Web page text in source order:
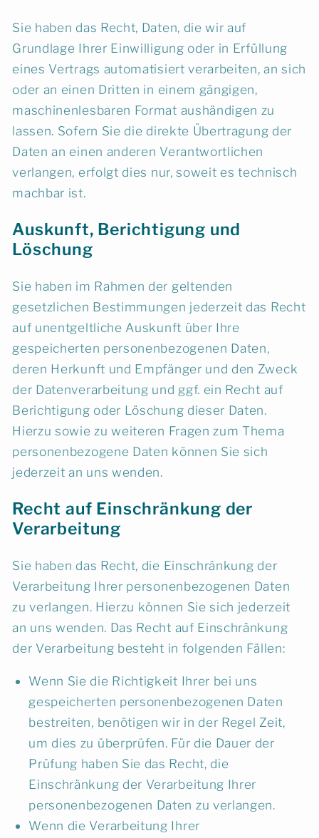
Sie haben das Recht, Daten, die wir auf
Grundlage Ihrer Einwilligung oder in Erfüllung
eines Vertrags automatisiert verarbeiten, an sich
oder an einen Dritten in einem gängigen,
maschinenlesbaren Format aushändigen zu
lassen. Sofern Sie die direkte Übertragung der
Daten an einen anderen Verantwortlichen
verlangen, erfolgt dies nur, soweit es technisch
machbar ist.
Auskunft, Berichtigung und
Löschung
Sie haben im Rahmen der geltenden
gesetzlichen Bestimmungen jederzeit das Recht
auf unentgeltliche Auskunft über Ihre
gespeicherten personenbezogenen Daten,
deren Herkunft und Empfänger und den Zweck
der Datenverarbeitung und ggf. ein Recht auf
Berichtigung oder Löschung dieser Daten.
Hierzu sowie zu weiteren Fragen zum Thema
personenbezogene Daten können Sie sich
jederzeit an uns wenden.
Recht auf Einschränkung der
Verarbeitung
Sie haben das Recht, die Einschränkung der
Verarbeitung Ihrer personenbezogenen Daten
zu verlangen. Hierzu können Sie sich jederzeit
an uns wenden. Das Recht auf Einschränkung
der Verarbeitung besteht in folgenden Fällen:
Wenn Sie die Richtigkeit Ihrer bei uns
gespeicherten personenbezogenen Daten
bestreiten, benötigen wir in der Regel Zeit,
um dies zu überprüfen. Für die Dauer der
Prüfung haben Sie das Recht, die
Einschränkung der Verarbeitung Ihrer
personenbezogenen Daten zu verlangen.
Wenn die Verarbeitung Ihrer